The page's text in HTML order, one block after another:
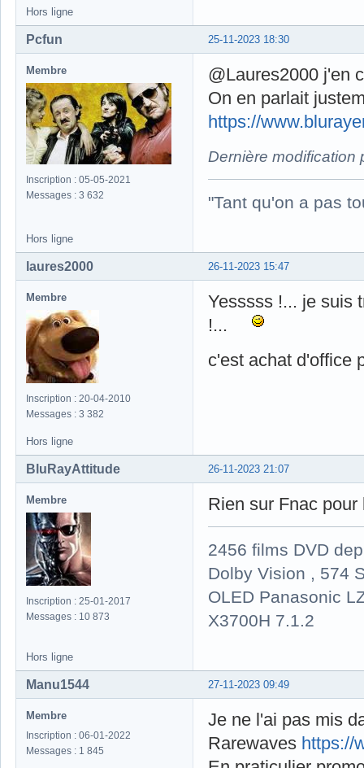
Hors ligne
25-11-2023 18:30
Pcfun
Membre
Inscription : 05-05-2021
Messages : 3 632
@Laures2000 j'en
On en parlait
https://
Dernière modification
"Tant qu'on a pas
Hors ligne
26-11-2023 15:47
laures2000
Membre
Inscription : 20-04-2010
Messages : 3 382
Yesssss !... je suis
!...
c'est achat d'office
Hors ligne
26-11-2023 21:07
BluRayAttitude
Membre
Inscription : 25-01-2017
Messages : 10 873
Rien sur Fnac pour
2456 films DVD
Dolby Vision , 574
OLED Panasonic
X3700H 7.1.2
Hors ligne
27-11-2023 09:49
Manu1544
Membre
Inscription : 06-01-2022
Messages : 1 845
Je ne l'ai pas mis
Rarewaves https://